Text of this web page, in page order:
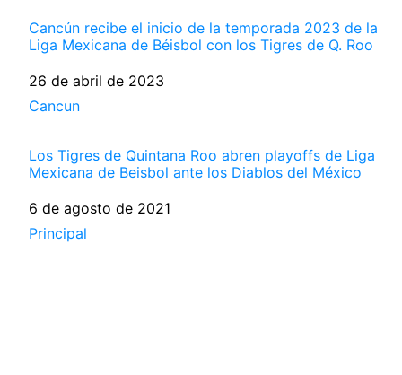
Cancún recibe el inicio de la temporada 2023 de la
Liga Mexicana de Béisbol con los Tigres de Q. Roo
Fecha
26 de abril de 2023
Respecto a
Cancun
Los Tigres de Quintana Roo abren playoffs de Liga
Mexicana de Beisbol ante los Diablos del México
Fecha
6 de agosto de 2021
Respecto a
Principal